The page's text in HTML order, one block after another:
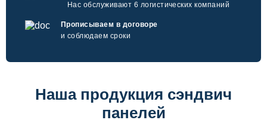
Прописываем в договоре
и соблюдаем сроки
Нас обслуживают 6 логистических компаний
Наша продукция сэндвич
панелей